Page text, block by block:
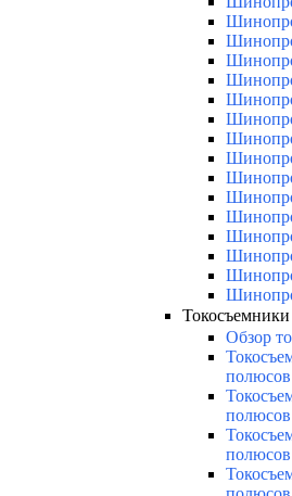
Обзор
полюсов
полюсов
полюсов